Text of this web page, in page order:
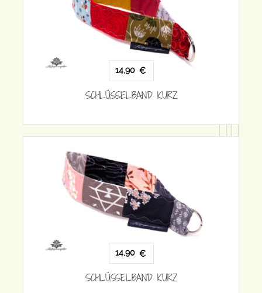
14,90€
SCHLÜSSELBAND KURZ
14,90€
SCHLÜSSELBAND KURZ